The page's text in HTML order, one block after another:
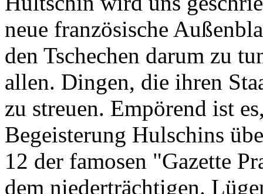
neue französische
den Tschechen darum zu
allen. Dingen, die ihren
zu streuen. Empörend ist
Begeisterung Hulschins
12 der famosen "Gazette
dem niederträchtigen.